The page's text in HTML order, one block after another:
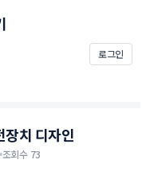
로그인
장치 디자인
조회수 73